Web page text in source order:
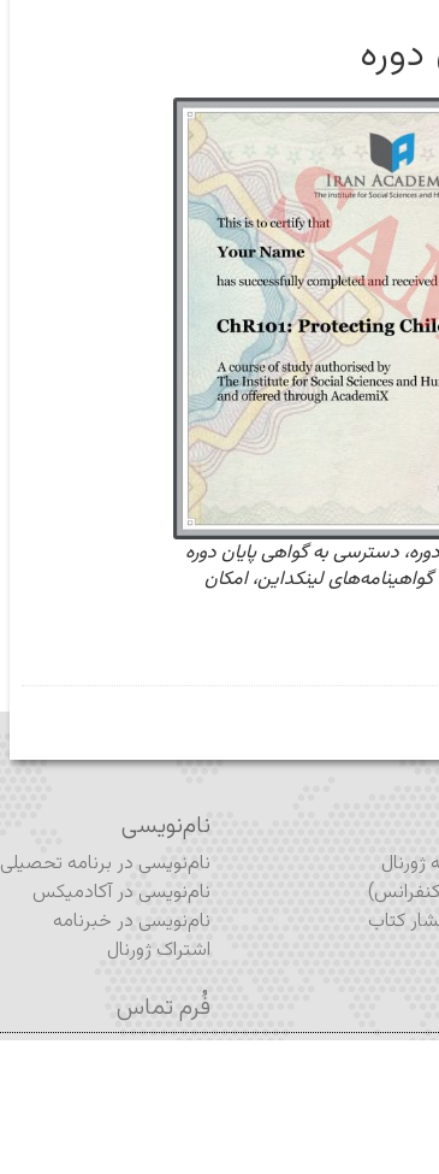
دسترسی به گواهی پایان دوره
لینکداین، امکان
کتاب
نام‌نویسی
نام‌نویسی در برنامه تحصیلی
نام‌نویسی در آکادمیکس
نام‌نویسی در خبرنامه
اشتراک ژورنال
فُرم تماس